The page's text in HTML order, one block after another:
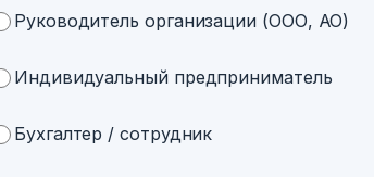
Руководитель организации (ООО, АО)
Индивидуальный предприниматель
Бухгалтер / сотрудник